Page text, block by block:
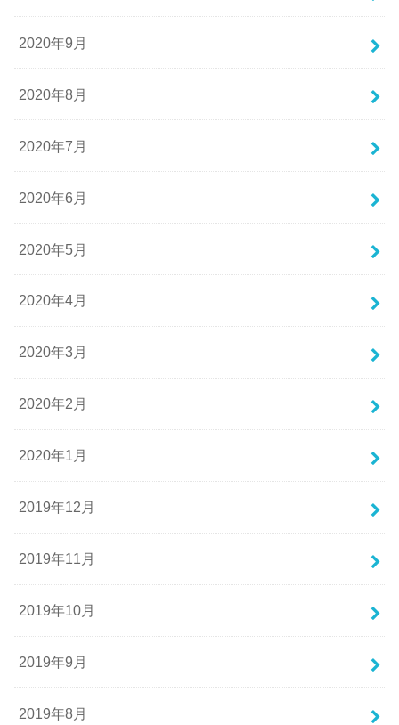
2020年9月
2020年8月
2020年7月
2020年6月
2020年5月
2020年4月
2020年3月
2020年2月
2020年1月
2019年12月
2019年11月
2019年10月
2019年9月
2019年8月